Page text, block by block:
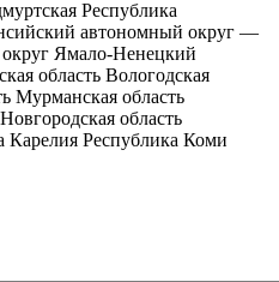
Республика
автономный округ —
Ямало-Ненецкий
область Вологодская
Мурманская область
Новгородская область
Карелия Республика Коми